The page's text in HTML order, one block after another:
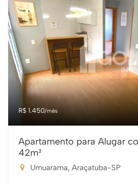
R$ 1.450/mês
Apartamento para Alugar
42m²
Umuarama, Araçatuba-SP